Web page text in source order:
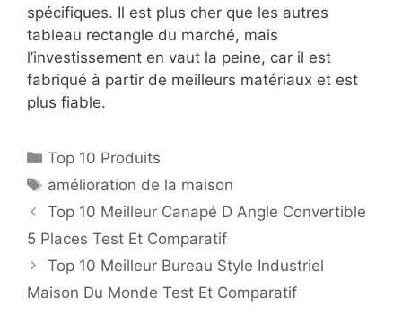
spécifiques. Il est plus cher que les autres
tableau rectangle du marché, mais
l’investissement en vaut la peine, car il est
fabriqué à partir de meilleurs matériaux et est
plus fiable.
Top 10 Produits
amélioration de la maison
Top 10 Meilleur Canapé D Angle Convertible
5 Places Test Et Comparatif
Top 10 Meilleur Bureau Style Industriel
Maison Du Monde Test Et Comparatif